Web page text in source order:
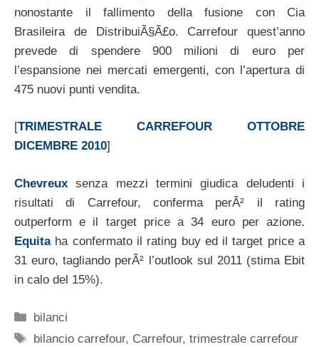
nonostante il fallimento della fusione con Cia
Brasileira de DistribuiÃ§Ã£o. Carrefour quest’anno
prevede di spendere 900 milioni di euro per
l’espansione nei mercati emergenti, con l’apertura di
475 nuovi punti vendita.
[TRIMESTRALE CARREFOUR OTTOBRE
DICEMBRE 2010]
Chevreux senza mezzi termini giudica deludenti i
risultati di Carrefour, conferma perÃ² il rating
outperform e il target price a 34 euro per azione.
Equitaha confermato il rating buy ed il target price a
31 euro, tagliando perÃ² l’outlook sul 2011 (stima Ebit
in calo del 15%).
Categorie
bilanci
Tag
bilancio carrefour, Carrefour,trimestrale carrefour